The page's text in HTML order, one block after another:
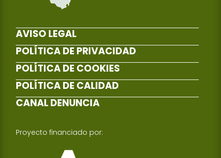
AVISO LEGAL
POLÍTICA DE PRIVACIDAD
POLÍTICA DE COOKIES
POLÍTICA DE CALIDAD
CANAL DENUNCIA
Proyecto financiado por: